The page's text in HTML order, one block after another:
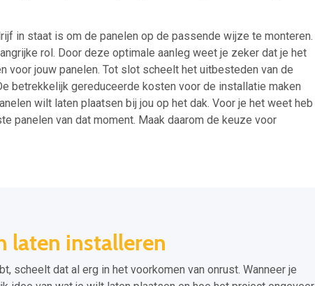
in staat is om de panelen op de passende wijze te monteren.
rol. Door deze optimale aanleg weet je zeker dat je het
voor jouw panelen. Tot slot scheelt het uitbesteden van de
betrekkelijk gereduceerde kosten voor de installatie maken
wilt laten plaatsen bij jou op het dak. Voor je het weet heb
panelen van dat moment. Maak daarom de keuze voor
laten installeren
scheelt dat al erg in het voorkomen van onrust. Wanneer je